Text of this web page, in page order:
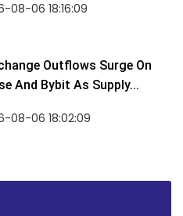
08-06 18:16:09
Outflows Surge On
And Bybit As Supply...
08-06 18:02:09